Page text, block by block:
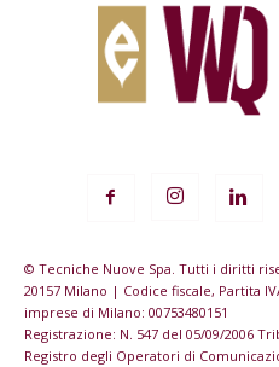
© Tecniche Nuove Spa. Tutti i diritti
20157 Milano | Codice fiscale, Partita
imprese di Milano: 00753480151
Registrazione: N. 547 del 05/09/2006
Registro degli Operatori di